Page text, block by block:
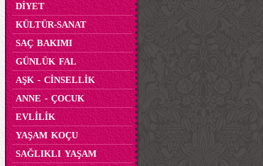
DİYET
KÜLTÜR-SANAT
SAÇ BAKIMI
GÜNLÜK FAL
AŞK - CİNSELLİK
ANNE - ÇOCUK
EVLİLİK
YAŞAM KOÇU
SAĞLIKLI YAŞAM